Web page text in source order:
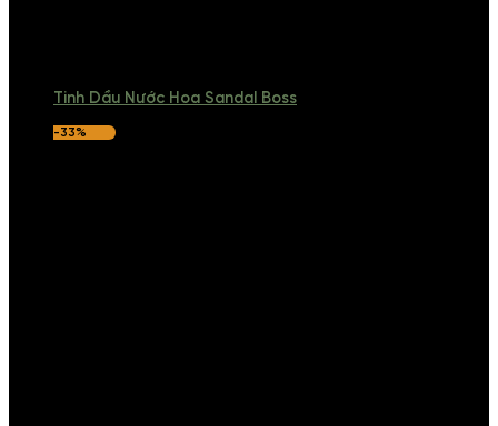
Tinh Dầu Nước Hoa Sandal Boss
-33%